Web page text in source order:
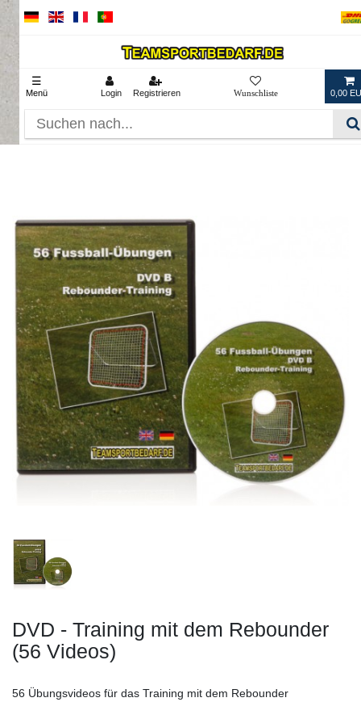
☰
Menü Login Registrieren 0,00
DVD - Training mit dem Rebounder
(56 Videos)
56 Übungsvideos für das Training mit dem Rebounder